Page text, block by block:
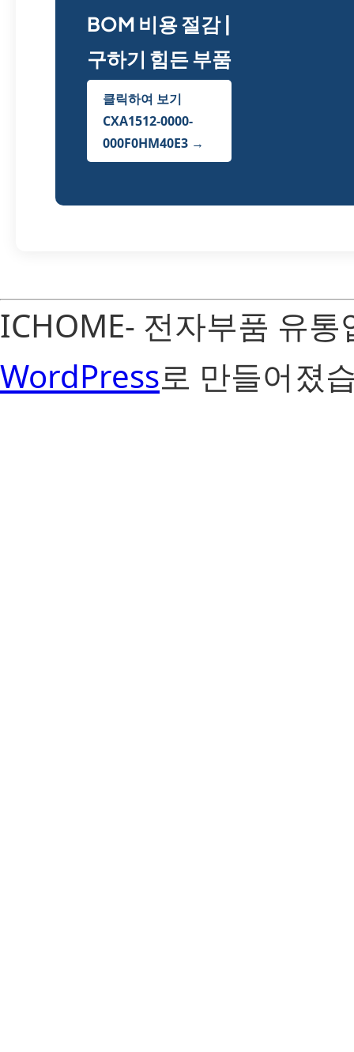
BOM 비용 절감 |
구하기 힘든 부품
클릭하여 보기
CXA1512-0000-
000F0HM40E3 →
ICHOME- 전자부품 유
WordPress로 만들어졌